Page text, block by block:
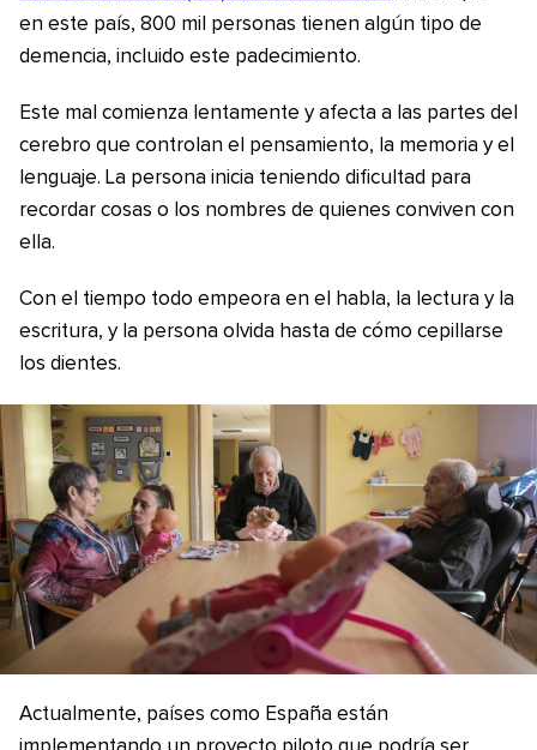
en este país, 800 mil personas tienen algún tipo de
demencia, incluido este padecimiento.
Este mal comienza lentamente y afecta a las partes del
cerebro que controlan el pensamiento, la memoria y el
lenguaje. La persona inicia teniendo dificultad para
recordar cosas o los nombres de quienes conviven con
ella.
Con el tiempo todo empeora en el habla, la lectura y la
escritura, y la persona olvida hasta de cómo cepillarse
los dientes.
Actualmente, países como España están